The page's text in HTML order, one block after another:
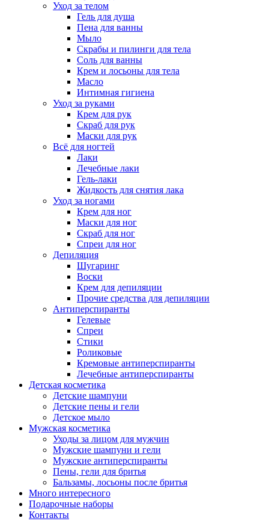
Уход за телом
Гель для душа
Пена для ванны
Мыло
Скрабы и пилинги для тела
Соль для ванны
Крем и лосьоны для тела
Масло
Интимная гигиена
Уход за руками
Крем для рук
Скраб для рук
Маски для рук
Всё для ногтей
Лаки
Лечебные лаки
Гель-лаки
Жидкость для снятия лака
Уход за ногами
Крем для ног
Маски для ног
Скраб для ног
Спреи для ног
Депиляция
Шугаринг
Воски
Крем для депиляции
Прочие средства для депиляции
Антиперспиранты
Гелевые
Спреи
Стики
Роликовые
Кремовые антиперспиранты
Лечебные антиперспиранты
Детская косметика
Детские шампуни
Детские пены и гели
Детское мыло
Мужская косметика
Уходы за лицом для мужчин
Мужские шампуни и гели
Мужские антиперспиранты
Пены, гели для бритья
Бальзамы, лосьоны после бритья
Много интересного
Подарочные наборы
Контакты